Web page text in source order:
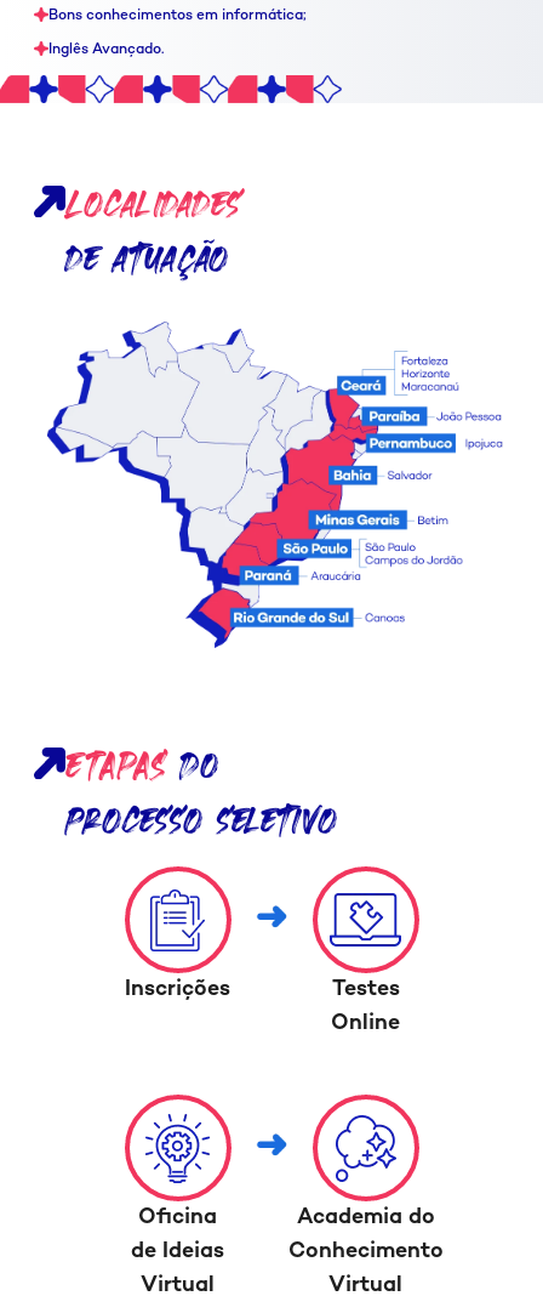
Bons conhecimentos em informática;
Inglês Avançado.
Localidades
de atuação
ETAPASDO
processo seletivo
Inscrições
Testes
Online
Oficina
de Ideias
Virtual
Academia do
Conhecimento
Virtual